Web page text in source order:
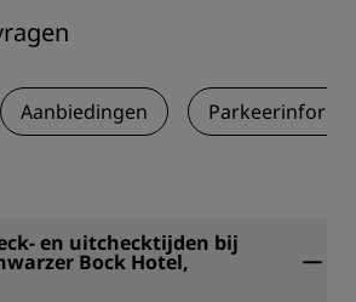
Aanbiedingen
en uitchecktijden bij
Bock Hotel,